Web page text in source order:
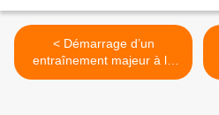
< Démarrage d’un
entraînement majeur à la
Personnel Recovery